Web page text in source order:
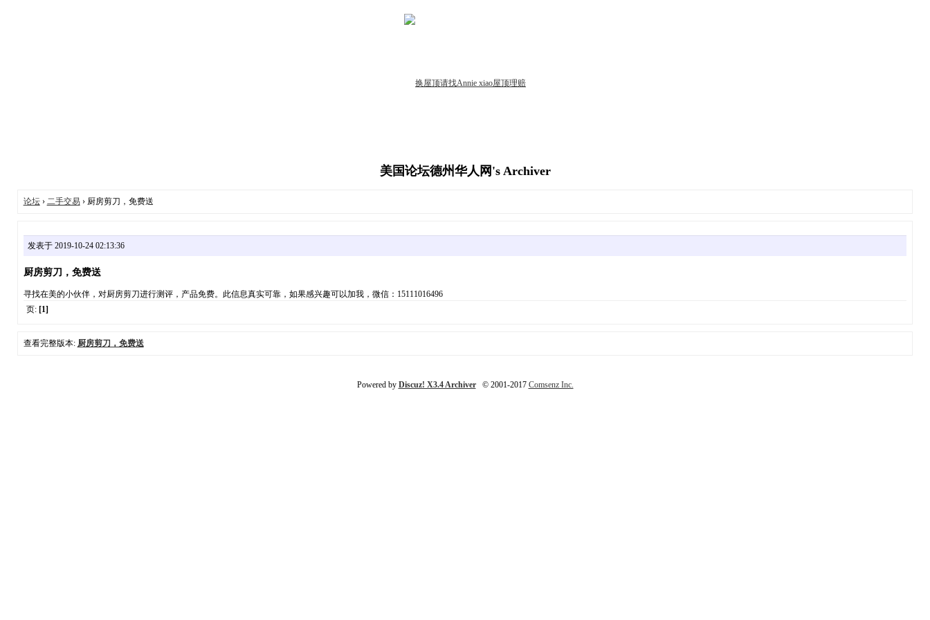
美国论坛德州华人网's Archiver
论坛› 二手交易› 厨房剪刀，免费送
发表于 2019-10-24 02:13:36
厨房剪刀，免费送
寻找在美的小伙伴，对厨房剪刀进行测评，产品免费。此信息真实可靠，如果感兴趣可以加我，微信：15111016496
页: [1]
查看完整版本: 厨房剪刀，免费送
Powered by Discuz! X3.4 Archiver© 2001-2017 Comsenz Inc.